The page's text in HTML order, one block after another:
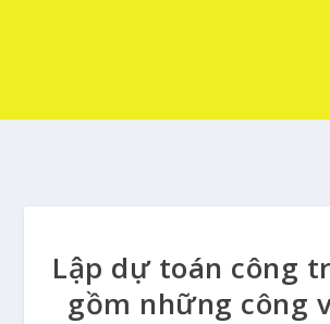
Lập dự toán công
gồm những công